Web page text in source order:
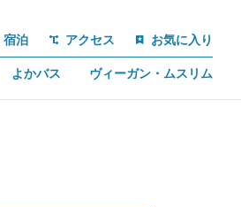
宿泊 アクセス お気に入り
よかバス ヴィーガン・ムスリム